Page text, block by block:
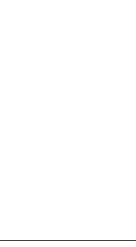
product is